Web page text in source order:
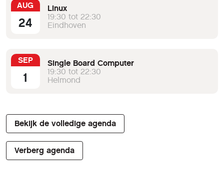
AUG
24
Linux
19:30 tot 22:30
Eindhoven
SEP
1
Single Board Computer
19:30 tot 22:30
Helmond
Bekijk de volledige agenda
Verberg agenda